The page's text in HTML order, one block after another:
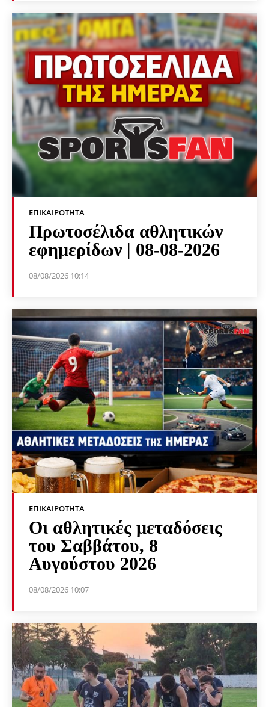
ΕΠΙΚΑΙΡΌΤΗΤΑ
Πρωτοσέλιδα αθλητικών
εφημερίδων | 08-08-2026
08/08/2026 10:14
ΕΠΙΚΑΙΡΌΤΗΤΑ
Οι αθλητικές μεταδόσεις
του Σαββάτου, 8
Αυγούστου 2026
08/08/2026 10:07